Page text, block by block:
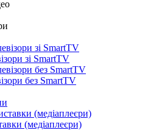
зі SmartTV
без SmartTV
(медіаплеєри)